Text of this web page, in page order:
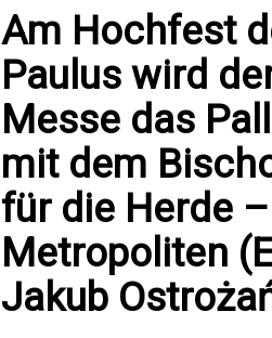
Am Hochfest
Paulus wird
Messe das
mit dem
für die Herde
Metropoliten
Jakub